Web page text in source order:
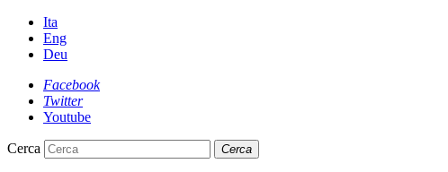
Ita
Eng
Deu
Facebook
Twitter
Youtube
Cerca Cerca